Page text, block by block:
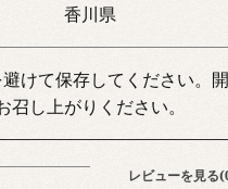
香川県
けて保存してください。
召し上がりください。
レビューを見る